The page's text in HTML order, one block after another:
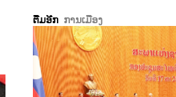
ຕື່ມອີກ ການເມືອງ